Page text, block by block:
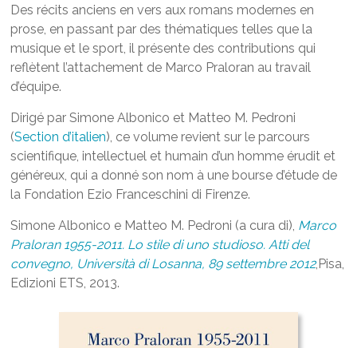
Des récits anciens en vers aux romans modernes en
prose, en passant par des thématiques telles que la
musique et le sport, il présente des contributions qui
reflètent l’attachement de Marco Praloran au travail
d’équipe.
Dirigé par Simone Albonico et Matteo M. Pedroni
(Section d’italien), ce volume revient sur le parcours
scientifique, intellectuel et humain d’un homme érudit et
généreux, qui a donné son nom à une bourse d’étude de
la Fondation Ezio Franceschini di Firenze.
Simone Albonico e Matteo M. Pedroni (a cura di), Marco
Praloran 1955-2011. Lo stile di uno studioso. Atti del
convegno, Università di Losanna, 89 settembre 2012,Pisa,
Edizioni ETS, 2013.